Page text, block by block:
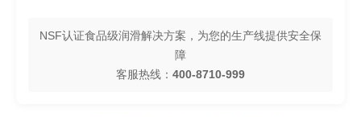
NSF认证食品级润滑解决方案，为您的生产线提供安全保
障
客服热线： 400-8710-999